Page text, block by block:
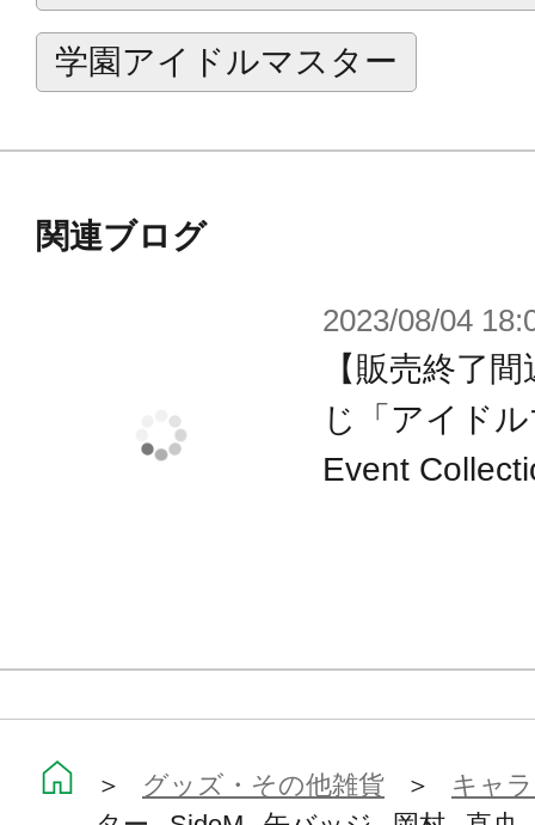
学園アイドルマスター
関連ブログ
2023/08/04
【販売終了
じ「アイド
Event
＞ グッズ・その他雑貨 ＞ キャ